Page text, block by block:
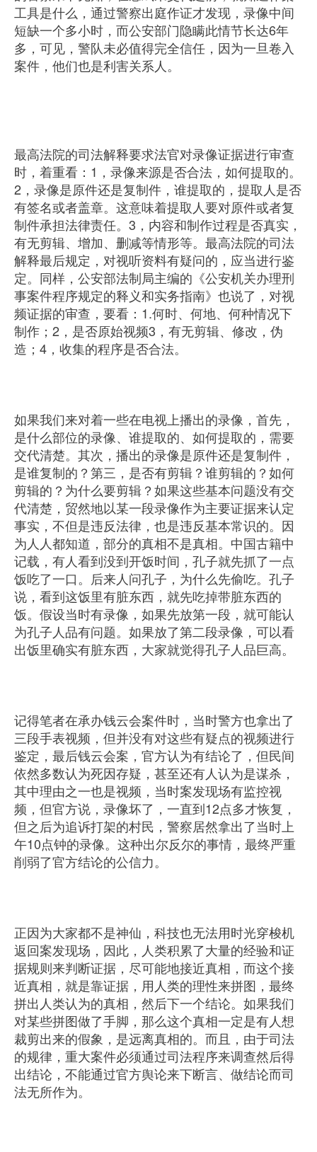
工具是什么，通过警察出庭作证才发现，录像中间
短缺一个多小时，而公安部门隐瞒此情节长达6年
多，可见，警队未必值得完全信任，因为一旦卷入
案件，他们也是利害关系人。
最高法院的司法解释要求法官对录像证据进行审查
时，着重看：1，录像来源是否合法，如何提取的。
2，录像是原件还是复制件，谁提取的，提取人是否
有签名或者盖章。这意味着提取人要对原件或者复
制件承担法律责任。3，内容和制作过程是否真实，
有无剪辑、增加、删减等情形等。最高法院的司法
解释最后规定，对视听资料有疑问的，应当进行鉴
定。同样，公安部法制局主编的《公安机关办理刑
事案件程序规定的释义和实务指南》也说了，对视
频证据的审查，要看：1.何时、何地、何种情况下
制作；2，是否原始视频3，有无剪辑、修改，伪
造；4，收集的程序是否合法。
如果我们来对着一些在电视上播出的录像，首先，
是什么部位的录像、谁提取的、如何提取的，需要
交代清楚。其次，播出的录像是原件还是复制件，
是谁复制的？第三，是否有剪辑？谁剪辑的？如何
剪辑的？为什么要剪辑？如果这些基本问题没有交
代清楚，贸然地以某一段录像作为主要证据来认定
事实，不但是违反法律，也是违反基本常识的。因
为人人都知道，部分的真相不是真相。中国古籍中
记载，有人看到没到开饭时间，孔子就先抓了一点
饭吃了一口。后来人问孔子，为什么先偷吃。孔子
说，看到这饭里有脏东西，就先吃掉带脏东西的
饭。假设当时有录像，如果先放第一段，就可能认
为孔子人品有问题。如果放了第二段录像，可以看
出饭里确实有脏东西，大家就觉得孔子人品巨高。
记得笔者在承办钱云会案件时，当时警方也拿出了
三段手表视频，但并没有对这些有疑点的视频进行
鉴定，最后钱云会案，官方认为有结论了，但民间
依然多数认为死因存疑，甚至还有人认为是谋杀，
其中理由之一也是视频，当时案发现场有监控视
频，但官方说，录像坏了，一直到12点多才恢复，
但之后为追诉打架的村民，警察居然拿出了当时上
午10点钟的录像。这种出尔反尔的事情，最终严重
削弱了官方结论的公信力。
正因为大家都不是神仙，科技也无法用时光穿梭机
返回案发现场，因此，人类积累了大量的经验和证
据规则来判断证据，尽可能地接近真相，而这个接
近真相，就是靠证据，用人类的理性来拼图，最终
拼出人类认为的真相，然后下一个结论。如果我们
对某些拼图做了手脚，那么这个真相一定是有人想
裁剪出来的假象，是远离真相的。而且，由于司法
的规律，重大案件必须通过司法程序来调查然后得
出结论，不能通过官方舆论来下断言、做结论而司
法无所作为。